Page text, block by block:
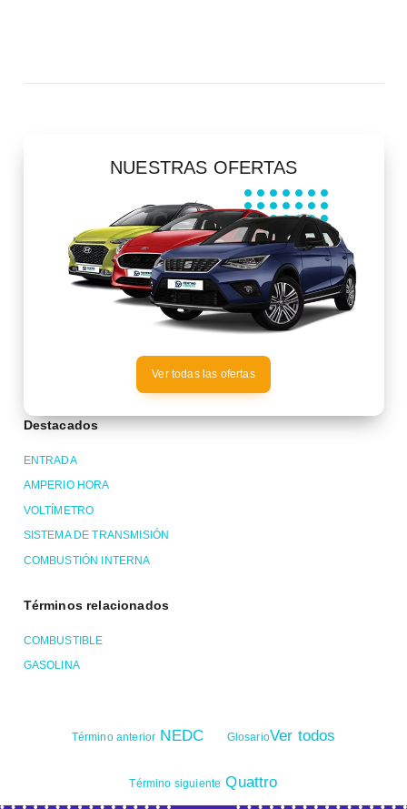
NUESTRAS OFERTAS
Ver todas las ofertas
Destacados
ENTRADA
AMPERIO HORA
VOLTÍMETRO
SISTEMA DE TRANSMISIÓN
COMBUSTIÓN INTERNA
Términos relacionados
COMBUSTIBLE
GASOLINA
Término anterior NEDC GlosarioVer todos
Término siguiente Quattro